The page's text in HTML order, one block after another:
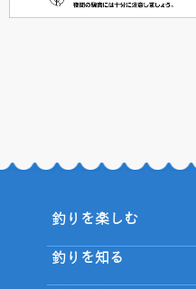
釣りを楽しむ
釣りを知る